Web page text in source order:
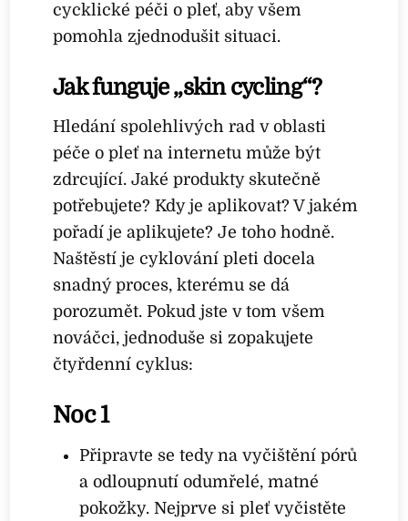
cycklické péči o pleť, aby všem
pomohla zjednodušit situaci.
Jak funguje „skin cycling“?
Hledání spolehlivých rad v oblasti
péče o pleť na internetu může být
zdrcující. Jaké produkty skutečně
potřebujete? Kdy je aplikovat? V jakém
pořadí je aplikujete? Je toho hodně.
Naštěstí je cyklování pleti docela
snadný proces, kterému se dá
porozumět. Pokud jste v tom všem
nováčci, jednoduše si zopakujete
čtyřdenní cyklus:
Noc 1
Připravte se tedy na vyčištění pórů
a odloupnutí odumřelé, matné
pokožky. Nejprve si pleť vyčistěte